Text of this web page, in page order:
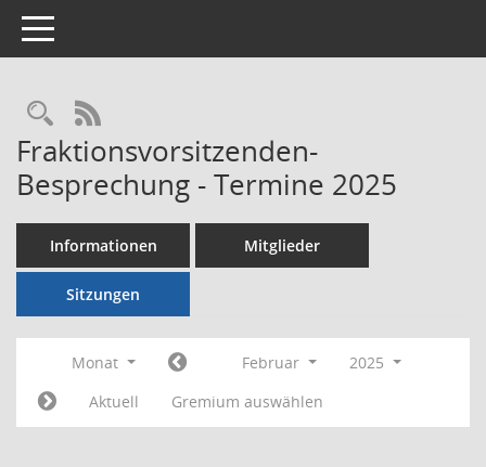
Toggle navigation
Rechercheauswahl
RSS-Feed
Fraktionsvorsitzenden-
Besprechung - Termine 2025
Informationen Mitglieder
Sitzungen
Monat Februar
2025
Aktuell
Gremium auswählen